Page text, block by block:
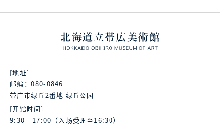
[地址]
邮编：080-0846
带广市绿丘2番地 绿丘公园
[开馆时间]
9:30 - 17:00（入场受理至16:30）